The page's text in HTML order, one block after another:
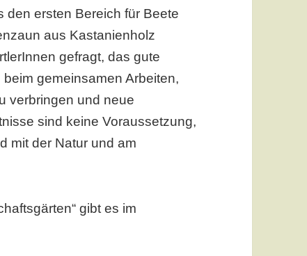
den ersten Bereich für Beete
aus Kastanienholz
gefragt, das gute
gemeinsamen Arbeiten,
verbringen und neue
sind keine Voraussetzung,
mit der Natur und am
gibt es im